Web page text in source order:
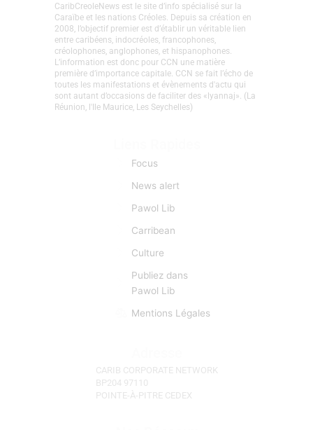
CaribCreoleNews est le site d’info spécialisé sur la
Caraïbe et les nations Créoles. Depuis sa création en
2008, l’objectif premier est d’établir un véritable lien
entre caribéens, indocréoles, francophones,
créolophones, anglophones, et hispanophones.
L’information est donc pour CCN une matière
première d’importance capitale. CCN se fait l’écho de
toutes les manifestations et évènements d'actu qui
sont autant d’occasions de faciliter des «lyannaj». (La
Réunion, l'Ile Maurice, Les Seychelles)
Focus
News alert
Pawol Lib
Carribean
Culture
Publiez dans
Pawol Lib
Mentions Légales
CARIB CORPORATE NETWORK
BP204 97110
POINTE-À-PITRE CEDEX